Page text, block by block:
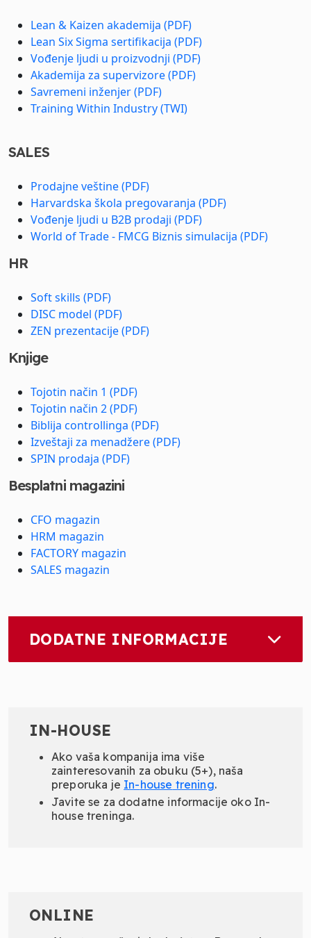
Lean & Kaizen akademija (PDF)
Lean Six Sigma sertifikacija (PDF)
Vođenje ljudi u proizvodnji (PDF)
Akademija za supervizore (PDF)
Savremeni inženjer (PDF)
Training Within Industry (TWI)
SALES
Prodajne veštine (PDF)
Harvardska škola pregovaranja (PDF)
Vođenje ljudi u B2B prodaji (PDF)
World of Trade - FMCG Biznis simulacija (PDF)
HR
Soft skills (PDF)
DISC model (PDF)
ZEN prezentacije (PDF)
Knjige
Tojotin način 1 (PDF)
Tojotin način 2 (PDF)
Biblija controllinga (PDF)
Izveštaji za menadžere (PDF)
SPIN prodaja (PDF)
Besplatni magazini
CFO magazin
HRM magazin
FACTORY magazin
SALES magazin
DODATNE INFORMACIJE
IN-HOUSE
Ako vaša kompanija ima više
zainteresovanih za obuku (5+), naša
preporuka je In-house trening.
Javite se za dodatne informacije oko In-
house treninga.
ONLINE